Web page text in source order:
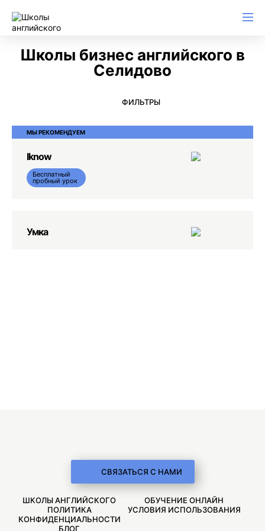
Школы бизнес английского в
Селидово
ФИЛЬТРЫ
МЫ РЕКОМЕНДУЕМ
Iknow
Бесплатный
пробный урок
Умка
СВЯЗАТЬСЯ С НАМИ
ШКОЛЫ АНГЛИЙСКОГО
ОБУЧЕНИЕ ОНЛАЙН
ПОЛИТИКА
КОНФИДЕНЦИАЛЬНОСТИ
УСЛОВИЯ ИСПОЛЬЗОВАНИЯ
БЛОГ